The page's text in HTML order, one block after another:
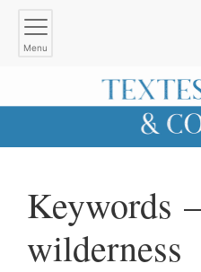
Menu
Keywords
wilderness